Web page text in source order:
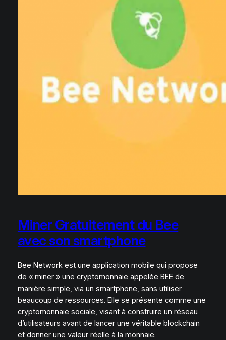
Miner Gratuitement du Bee
avec son smartphone
Bee Network est une application mobile qui propose
de « miner » une cryptomonnaie appelée BEE de
manière simple, via un smartphone, sans utiliser
beaucoup de ressources. Elle se présente comme une
cryptomonnaie sociale, visant à construire un réseau
d’utilisateurs avant de lancer une véritable blockchain
et donner une valeur réelle à la monnaie.